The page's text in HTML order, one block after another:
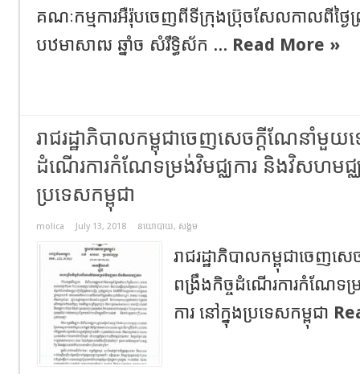
គណៈកម្មការអឺរ៉ុបចេញពីទីក្រុងប្រ៊ុចសែលកាលពីថ្ង
បឋមាសាឍ ឆ្នាំច សំរឹទ្ធិស័ក ... Read More »
រាជរដ្ឋាភិបាលកម្ពុជាចេញសេចក្តីណែនាំមួយ
ដំណើរការកំណែទម្រង់វិមជ្ឈការ និងវិសហមជ្ឈ
ប្រទេសកម្ពុជា
molica July 13, 2018 នយោបាយ, សង្គម
រាជរដ្ឋាភិបាលកម្ពុជាចេញ
ពង្រឹងកិច្ចដំណើរការកំណែទ
ការ នៅក្នុងប្រទេសកម្ពុជា